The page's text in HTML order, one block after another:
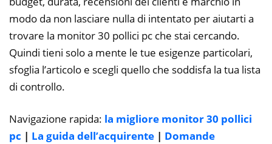
modo da non lasciare nulla di intentato per aiutarti a
trovare la monitor 30 pollici pc che stai cercando.
Quindi tieni solo a mente le tue esigenze particolari,
sfoglia l’articolo e scegli quello che soddisfa la tua lista
di controllo.
Navigazione rapida: la migliore monitor 30 pollici
pc | La guida dell’acquirente | Domande